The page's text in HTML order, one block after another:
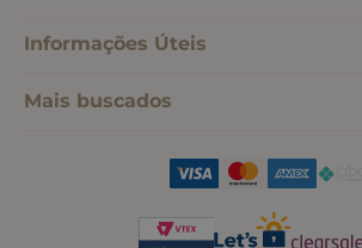
Informações Úteis
Mais buscados